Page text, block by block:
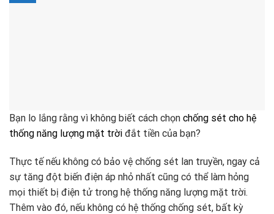
Bạn lo lắng rằng vì không biết cách chọn chống sét cho hệ
thống năng lượng mặt trời đắt tiền của bạn?
Thực tế nếu không có bảo vệ chống sét lan truyền, ngay cả
sự tăng đột biến điện áp nhỏ nhất cũng có thể làm hỏng
mọi thiết bị điện tử trong hệ thống năng lượng mặt trời.
Thêm vào đó, nếu không có hệ thống chống sét, bất kỳ